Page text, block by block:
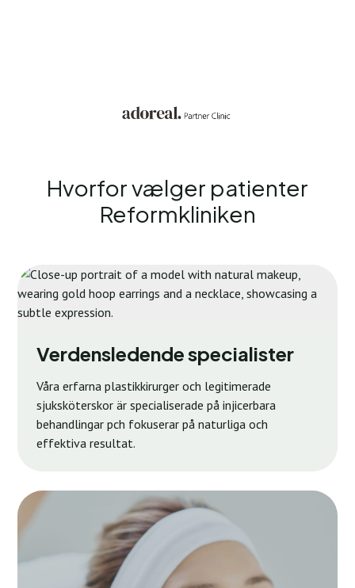
Hvorfor vælger patienter
Reformkliniken
Verdensledende specialister
Våra erfarna plastikkirurger och legitimerade
sjuksköterskor är specialiserade på injicerbara
behandlingar pch fokuserar på naturliga och
effektiva resultat.